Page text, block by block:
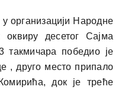
организацији Народне
десетог Сајма
такмичара победио је
, друго место припало
док је треће